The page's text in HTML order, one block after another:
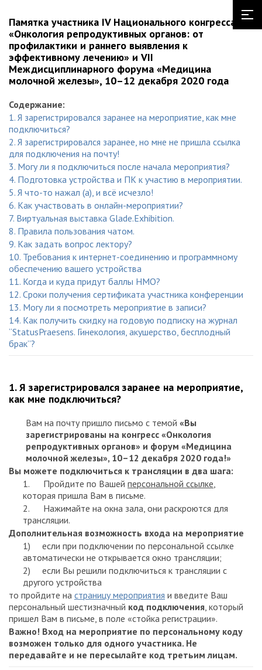
Памятка участника IV Национального конгресса
«Онкология репродуктивных органов: от
профилактики и раннего выявления к
эффективному лечению» и VII
Междисциплинарного форума «Медицина
молочной железы», 10–12 декабря 2020 года
Содержание:
1. Я зарегистрировался заранее на мероприятие, как мне
подключиться?
2. Я зарегистрировался заранее, но мне не пришла ссылка
для подключения на почту!
3. Могу ли я подключиться после начала мероприятия?
4. Подготовка устройства и ПК к участию в мероприятии.
5. Я что-то нажал (а), и всё исчезло!
6. Как участвовать в онлайн-мероприятии?
7. Виртуальная выставка Glade.Exhibition.
8. Правила пользования чатом.
9. Как задать вопрос лектору?
10. Требования к интернет-соединению и программному
обеспечению вашего устройства
11. Когда и куда придут баллы НМО?
12. Сроки получения сертификата участника конференции
13. Могу ли я посмотреть мероприятие в записи?
14. Как получить скидку на годовую подписку на журнал
“StatusPraesens. Гинекология, акушерство, бесплодный
брак”?
1. Я зарегистрировался заранее на мероприятие,
как мне подключиться?
Вам на почту пришло письмо с темой«Вы
зарегистрированы на конгресс «Онкология
репродуктивных органов» и форум «Медицина
молочной железы», 10–12 декабря 2020 года!»
Вы можете подключиться к трансляции в два шага:
1. Пройдите по Вашей персональной ссылке,
которая пришла Вам в письме.
2. Нажимайте на окна зала, они раскроются для
трансляции.
Дополнительная возможность входа на мероприятие
1) если при подключении по персональной ссылке
автоматически не открывается окно трансляции;
2) если Вы решили подключиться к трансляции с
другого устройства
то пройдите на страницу мероприятия и введите Ваш
персональный шестизначный код подключения, который
пришел Вам в письме, в поле «стойка регистрации».
Важно! Вход на мероприятие по персональному коду
возможен только для одного участника. Не
передавайте и не пересылайте код третьим лицам.